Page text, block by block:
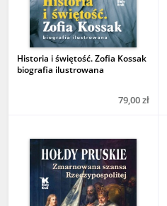
Historia i świętość. Zofia Kossak
biografia ilustrowana
79,00 zł